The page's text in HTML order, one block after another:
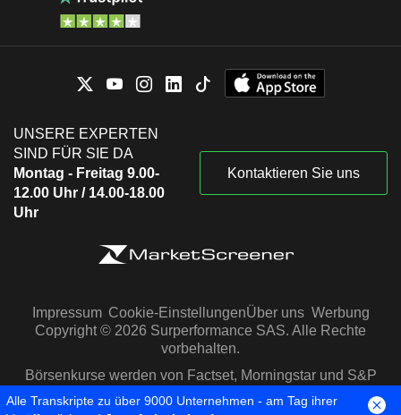
UNSERE EXPERTEN
SIND FÜR SIE DA
Montag - Freitag 9.00-
12.00 Uhr / 14.00-18.00
Uhr
Kontaktieren Sie uns
Impressum Cookie-EinstellungenÜber uns Werbung
Copyright © 2026 Surperformance SAS. Alle Rechte
vorbehalten.
Börsenkurse werden von Factset, Morningstar und S&P
Capital IQ zur Verfügung gestellt
Alle Transkripte zu über 9000 Unternehmen - am Tag ihrer